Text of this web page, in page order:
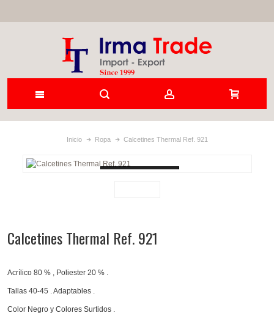
Inicio Ropa Calcetines Thermal Ref. 921
Calcetines Thermal Ref. 921
Acrílico 80 % , Poliester 20 % .
Tallas 40-45 . Adaptables .
Color Negro y Colores Surtidos .